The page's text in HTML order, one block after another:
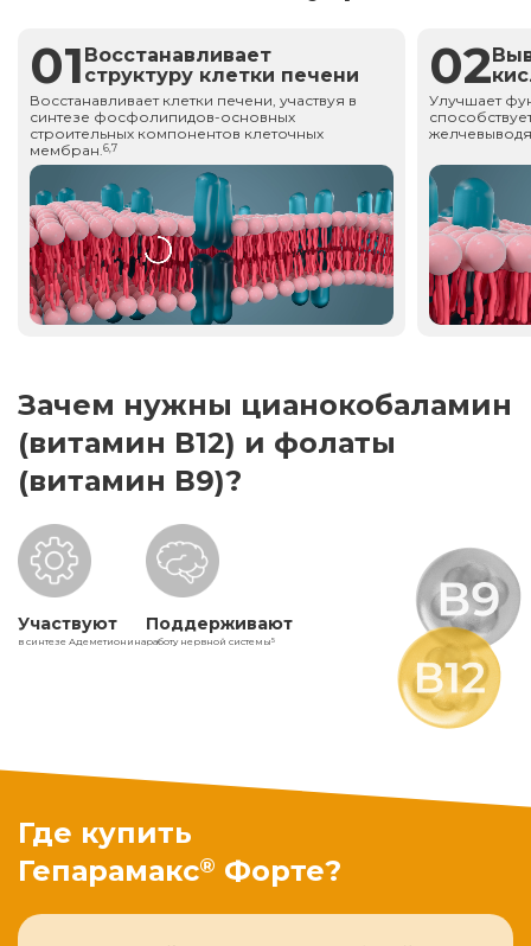
01 Восстанавливает
структуру клетки печени
Восстанавливает клетки печени, участвуя в
синтезе фосфолипидов-основных
строительных компонентов клеточных
мембран.6,7
02
Улучшает
Зачем нужны цианокобаламин
(витамин В12) и фолаты
(витамин В9)?
Участвуют
в синтезе Адеметионина
Поддерживают
работу нервной системы5
Где купить
Гепарамакс® Форте?